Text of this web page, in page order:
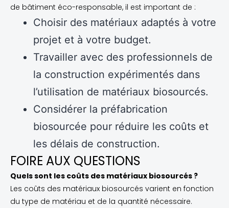
de bâtiment éco-responsable, il est important de :
Choisir des matériaux adaptés à votre
projet et à votre budget.
Travailler avec des professionnels de
la construction expérimentés dans
l’utilisation de matériaux biosourcés.
Considérer la préfabrication
biosourcée pour réduire les coûts et
les délais de construction.
FOIRE AUX QUESTIONS
Quels sont les coûts des matériaux biosourcés ?
Les coûts des matériaux biosourcés varient en fonction
du type de matériau et de la quantité nécessaire.